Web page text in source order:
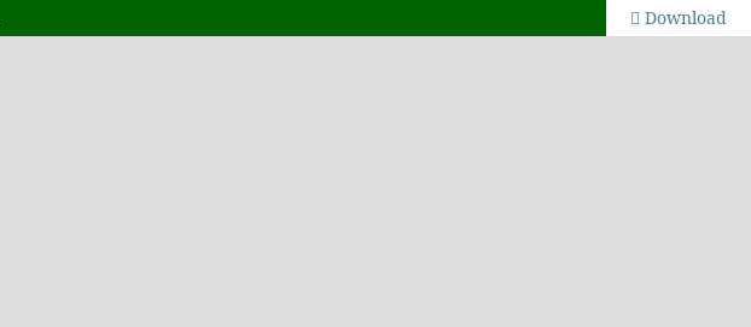
Download